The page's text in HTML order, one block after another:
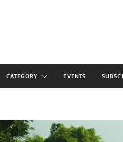
CATEGORY EVENTS